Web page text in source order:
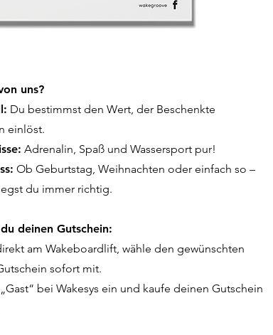
uns?
Du bestimmst den Wert, der Beschenkte
einlöst.
Adrenalin, Spaß und Wassersport pur!
Ob Geburtstag, Weihnachten oder einfach so –
du immer richtig.
deinen Gutschein:
am Wakeboardlift, wähle den gewünschten
sofort mit.
bei Wakesys ein und kaufe deinen Gutschein